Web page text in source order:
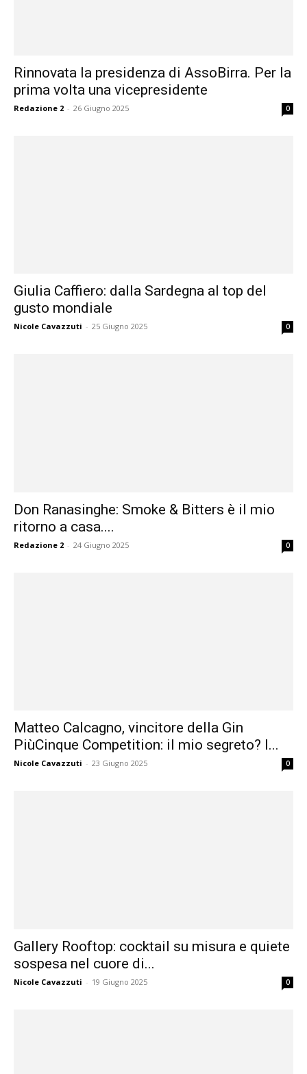
Rinnovata la presidenza di AssoBirra. Per la
prima volta una vicepresidente
Redazione 2 - 26 Giugno 2025 0
Giulia Caffiero: dalla Sardegna al top del
gusto mondiale
Nicole Cavazzuti - 25 Giugno 2025 0
Don Ranasinghe: Smoke & Bitters è il mio
ritorno a casa....
Redazione 2 - 24 Giugno 2025 0
Matteo Calcagno, vincitore della Gin
PiùCinque Competition: il mio segreto? I...
Nicole Cavazzuti - 23 Giugno 2025 0
Gallery Rooftop: cocktail su misura e quiete
sospesa nel cuore di...
Nicole Cavazzuti - 19 Giugno 2025 0